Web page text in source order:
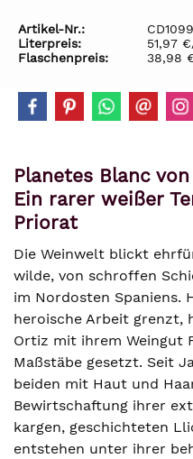
Artikel-Nr.:
Literpreis:
51,97
Flaschenpreis:
38,98
Planetes Blanc
Ein rarer weißer
Priorat
Die Weinwelt blickt
wilde, von schroffen
im Nordosten Spaniens.
heroische Arbeit grenzt,
Ortiz mit ihrem Weingut
Maßstäbe gesetzt. Seit
beiden mit Haut und
Bewirtschaftung ihrer
kargen, geschichteten
entstehen unter ihrer